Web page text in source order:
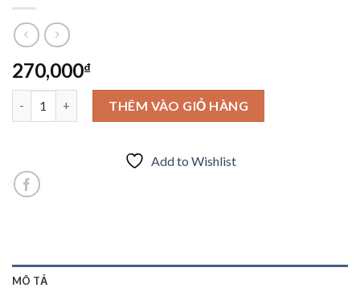
270,000₫
Sang trọng và lịch thiệp áo chiffon thun thắt nơ số lượng
THÊM VÀO GIỎ HÀNG
Add to Wishlist
MÔ TẢ